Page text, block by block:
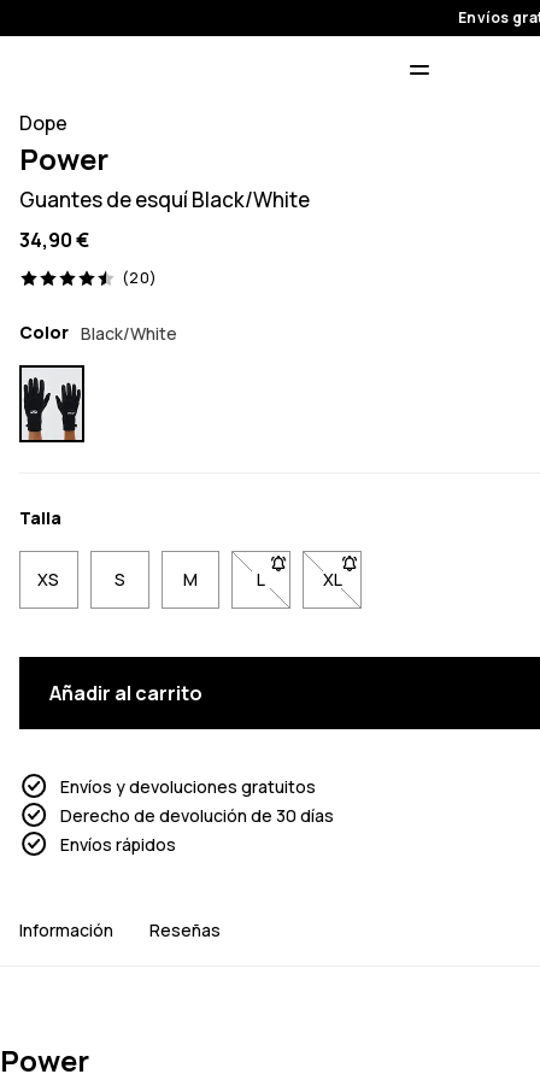
Envíos
Dope
Power
Guantes de esquí Black/White
34,90 €
(20)
20 opiniones, 4.5/5
Color Black/White
Talla
XS S M L- Talla L no disponible. Haz clic
XL- Talla XL no disponible.
Añadir al carrito
Envíos y devoluciones gratuitos
Derecho de devolución de 30 días
Envíos rápidos
Información Reseñas
Power